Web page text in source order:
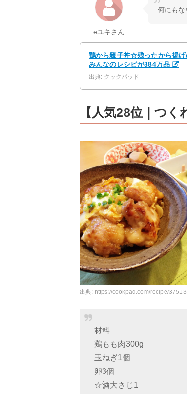
eユキさん
何にも
鶏から親子丼☆残ったから揚
みんなのレシピが384万品
出典: クックパッド
【人気28位｜つ
出典: https://cookpad.com/recipe/
材料
鶏もも肉300g
玉ねぎ1個
卵3個
☆酒大さじ1